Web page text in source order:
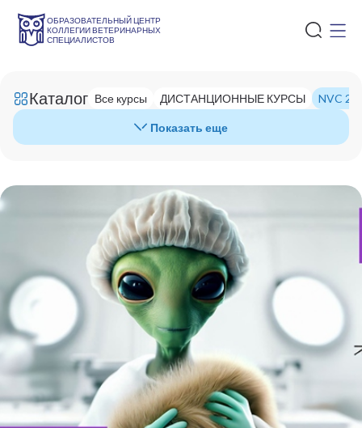
ОБРАЗОВАТЕЛЬНЫЙ ЦЕНТР
КОЛЛЕГИИ ВЕТЕРИНАРНЫХ
СПЕЦИАЛИСТОВ
Каталог Все курсы ДИСТАНЦИОННЫЕ КУРСЫ NVC
Показать еще